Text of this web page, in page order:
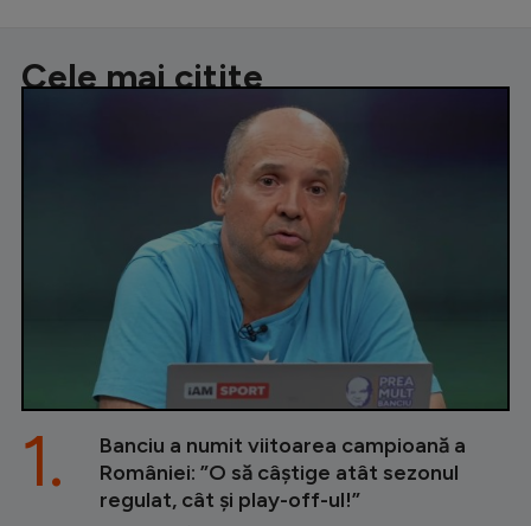
Cele mai citite
Banciu a numit viitoarea campioană a
României: ”O să câștige atât sezonul
regulat, cât și play-off-ul!”
1.